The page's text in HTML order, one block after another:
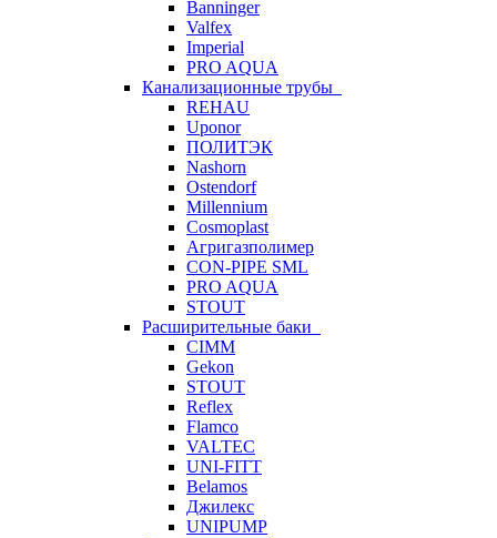
Banninger
Valfex
Imperial
PRO AQUA
Канализационные трубы
REHAU
Uponor
ПОЛИТЭК
Nashorn
Ostendorf
Millennium
Cosmoplast
Агригазполимер
CON-PIPE SML
PRO AQUA
STOUT
Расширительные баки
CIMM
Gekon
STOUT
Reflex
Flamco
VALTEC
UNI-FITT
Belamos
Джилекс
UNIPUMP